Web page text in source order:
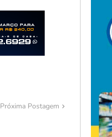
Próxima Postagem